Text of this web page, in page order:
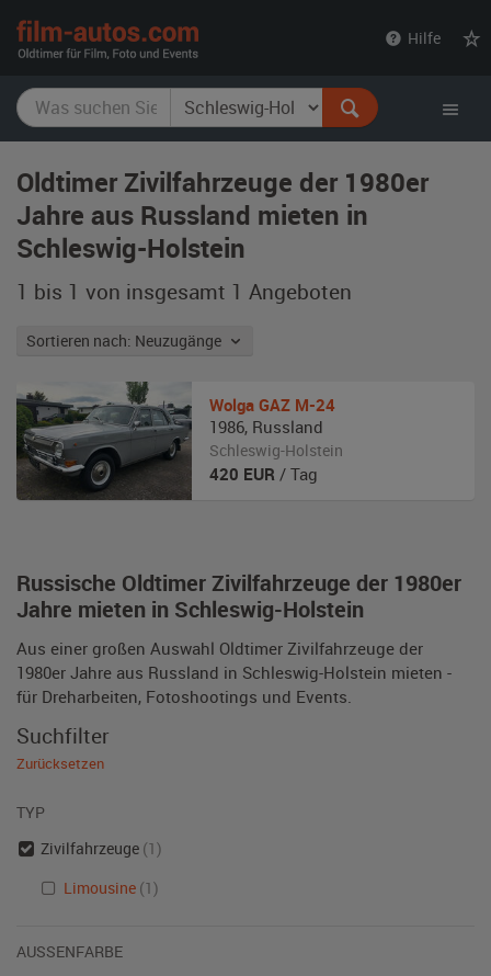
Hilfe
Oldtimer Zivilfahrzeuge der 1980er
Jahre aus Russland mieten in
Schleswig-Holstein
1 bis 1 von insgesamt 1 Angeboten
Sortieren nach: Neuzugänge
Russische Oldtimer Zivilfahrzeuge der 1980er
Jahre mieten in Schleswig-Holstein
Aus einer großen Auswahl Oldtimer Zivilfahrzeuge der
1980er Jahre aus Russland in Schleswig-Holstein mieten -
für Dreharbeiten, Fotoshootings und Events.
Wolga GAZ M-24
1986, Russland
Schleswig-Holstein
420 EUR / Tag
Suchfilter
Zurücksetzen
TYP
Zivilfahrzeuge (1)
Limousine (1)
AUSSENFARBE